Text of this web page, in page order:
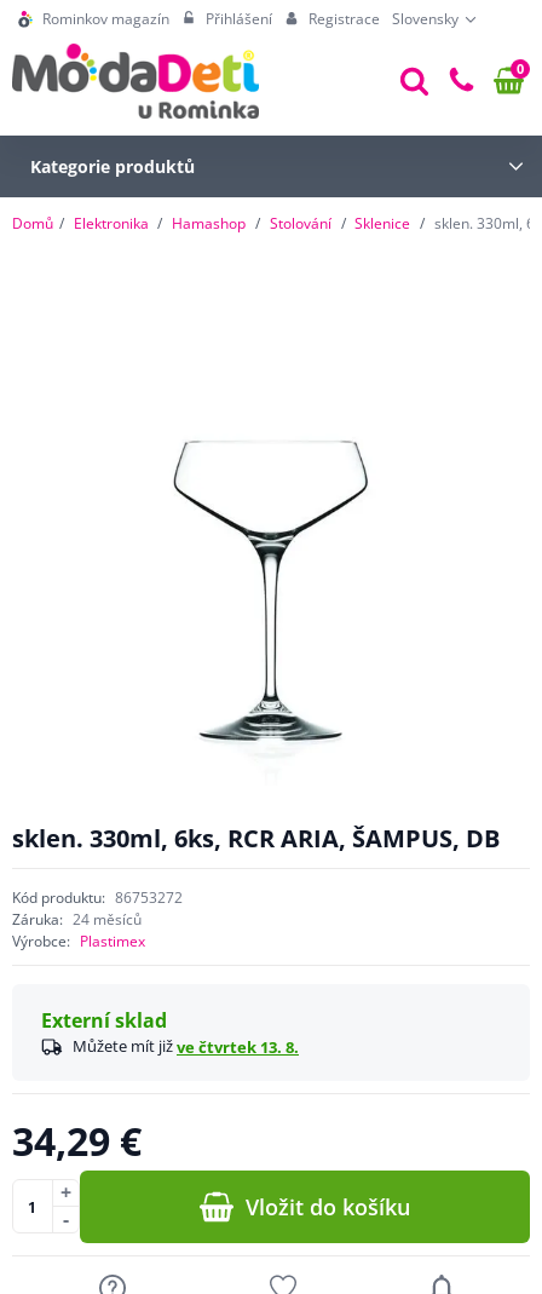
Rominkov magazín Přihlášení Registrace Slovensky
0
Kategorie produktů
Domů Elektronika Hamashop Stolování Sklenice sklen. 330ml,
sklen. 330ml, 6ks, RCR ARIA, ŠAMPUS, DB
Kód produktu: 86753272
Záruka: 24 měsíců
Výrobce: Plastimex
Externí sklad
Můžete mít jižve čtvrtek 13. 8.
34,29 €
-
+ Vložit do košíku